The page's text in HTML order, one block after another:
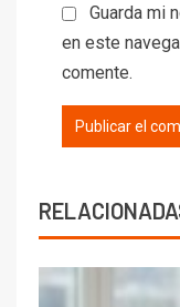
Guarda mi
en este
comente.